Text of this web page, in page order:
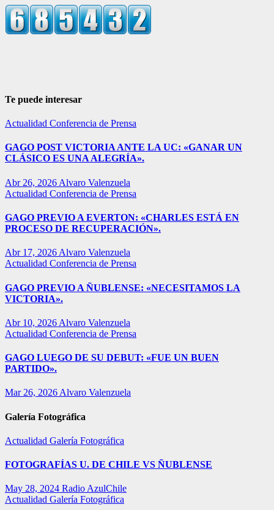
Te puede interesar
Actualidad Conferencia de Prensa
GAGO POST VICTORIA ANTE LA UC: «GANAR UN
CLÁSICO ES UNA ALEGRÍA».
Abr 26, 2026 Alvaro Valenzuela
Actualidad Conferencia de Prensa
GAGO PREVIO A EVERTON: «CHARLES ESTÁ EN
PROCESO DE RECUPERACIÓN».
Abr 17, 2026 Alvaro Valenzuela
Actualidad Conferencia de Prensa
GAGO PREVIO A ÑUBLENSE: «NECESITAMOS LA
VICTORIA».
Abr 10, 2026 Alvaro Valenzuela
Actualidad Conferencia de Prensa
GAGO LUEGO DE SU DEBUT: «FUE UN BUEN
PARTIDO».
Mar 26, 2026 Alvaro Valenzuela
Galería Fotográfica
Actualidad Galería Fotográfica
FOTOGRAFÍAS U. DE CHILE VS ÑUBLENSE
May 28, 2024 Radio AzulChile
Actualidad Galería Fotográfica